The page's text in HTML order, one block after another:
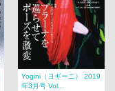
Yogini（ヨギーニ） 2019
年3月号 Vol...